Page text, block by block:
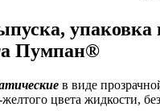
упаковка
Пумпан®
в виде
желтого цвета жидкости,